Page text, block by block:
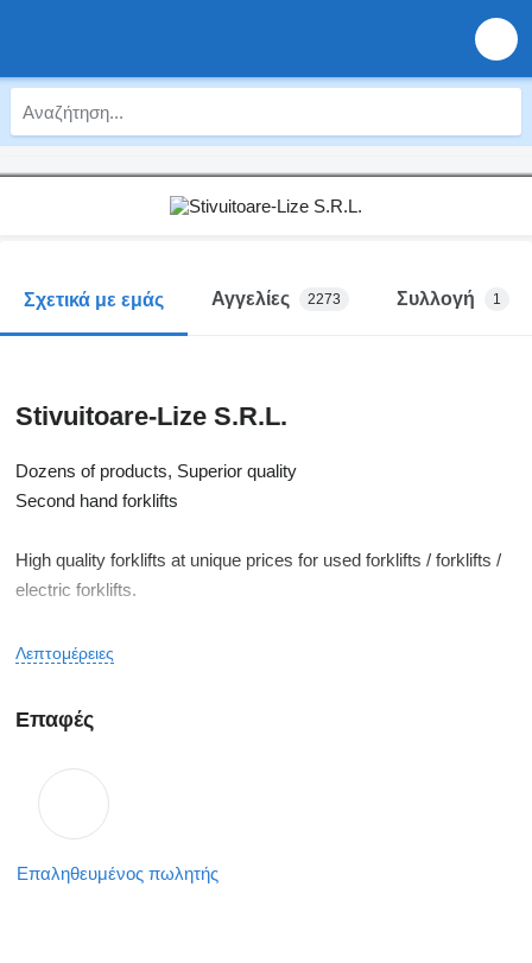
Σχετικά με εμάς Αγγελίες 2273 Συλλογή 1
Stivuitoare-Lize S.R.L.
Dozens of products, Superior quality
Second hand forklifts
High quality forklifts at unique prices for used forklifts / forklifts /
electric forklifts.
I opened a new location. 73B Bucharest-Urziceni Road, Afumati
We are waiting for you in our new office in Ilfov.
Discover our offers:
Λεπτομέρειες
Επαφές
Επαληθευμένος πωλητής